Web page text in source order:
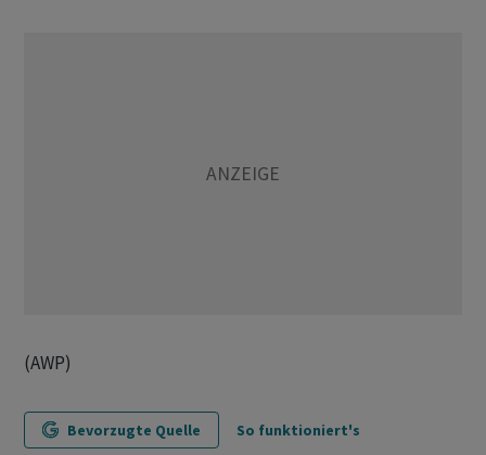
(AWP)
Bevorzugte Quelle So funktioniert's